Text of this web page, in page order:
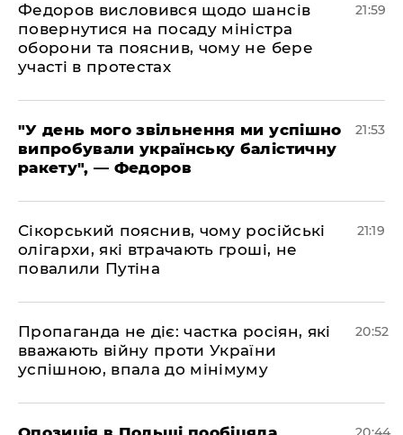
​Федоров висловився щодо шансів
повернутися на посаду міністра
оборони та пояснив, чому не бере
участі в протестах
21:59
​"У день мого звільнення ми успішно
випробували українську балістичну
ракету", — Федоров
21:53
​Сікорський пояснив, чому російські
олігархи, які втрачають гроші, не
повалили Путіна
21:19
​Пропаганда не діє: частка росіян, які
вважають війну проти України
успішною, впала до мінімуму
20:52